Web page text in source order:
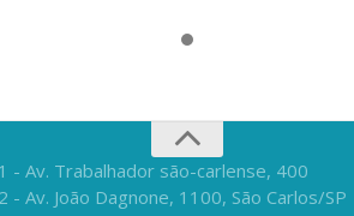
- Av. Trabalhador são-carlense, 400
- Av. João Dagnone, 1100, São Carlos/SP